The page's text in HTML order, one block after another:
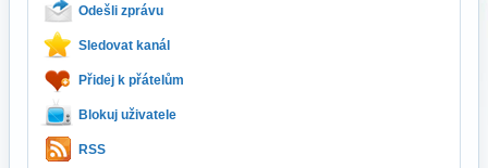
Odešli zprávu
Sledovat kanál
Přidej k přátelům
Blokuj uživatele
RSS